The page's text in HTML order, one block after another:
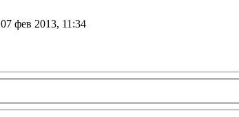
07 фев 2013, 11:34